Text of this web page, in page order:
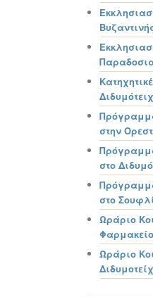
στην
στο
στο
Ωράριο
Ωράριο